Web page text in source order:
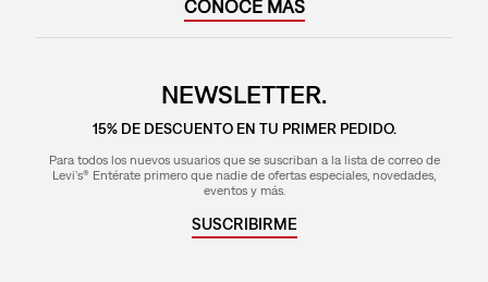
CONOCE MÁS
NEWSLETTER.
15% DE DESCUENTO EN TU PRIMER PEDIDO.
Para todos los nuevos usuarios que se suscriban a la lista de correo de
Levi's® Entérate primero que nadie de ofertas especiales, novedades,
eventos y más.
SUSCRIBIRME